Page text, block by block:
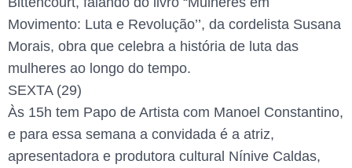
Movimento: Luta e Revolução’’, da cordelista Susana
Morais, obra que celebra a história de luta das
mulheres ao longo do tempo.
SEXTA (29)
Às 15h tem Papo de Artista com Manoel Constantino,
e para essa semana a convidada é a atriz,
apresentadora e produtora cultural Nínive Caldas,